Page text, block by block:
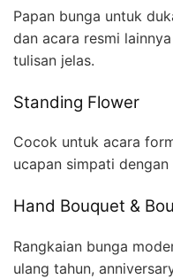
Papan bunga untuk
dan acara resmi
tulisan jelas.
Standing Flower
Cocok untuk acara
ucapan simpati
Hand Bouquet &
Rangkaian bunga
ulang tahun,